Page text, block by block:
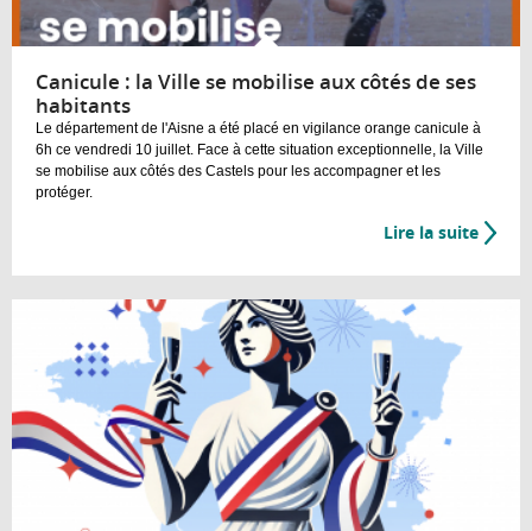
Canicule : la Ville se mobilise aux côtés de ses
habitants
Le département de l'Aisne a été placé en vigilance orange canicule à
6h ce vendredi 10 juillet. Face à cette situation exceptionnelle, la Ville
se mobilise aux côtés des Castels pour les accompagner et les
protéger.
Lire la suite